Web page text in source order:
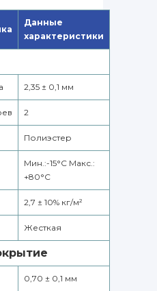
Данные
характеристики
2,35 ± 0,1 мм
2
Полиэстер
Мин.:-15°С Макс.:
+80°С
2,7 ± 10% кг/м²
Жесткая
0,70 ± 0,1 мм